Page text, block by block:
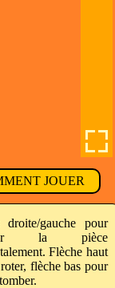
JOUER
droite/gauche pour
la pièce
Flèche haut
flèche bas pour